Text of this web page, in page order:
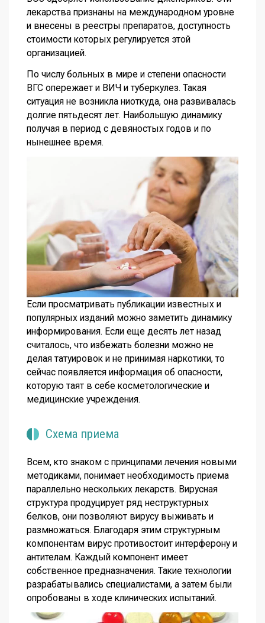
лекарства признаны на международном уровне
и внесены в реестры препаратов, доступность
стоимости которых регулируется этой
организацией.
По числу больных в мире и степени опасности
ВГС опережает и ВИЧ и туберкулез. Такая
ситуация не возникла ниоткуда, она развивалась
долгие пятьдесят лет. Наибольшую динамику
получая в период с девяностых годов и по
нынешнее время.
Если просматривать публикации известных и
популярных изданий можно заметить динамику
информирования. Если еще десять лет назад
считалось, что избежать болезни можно не
делая татуировок и не принимая наркотики, то
сейчас появляется информация об опасности,
которую таят в себе косметологические и
медицинские учреждения.
Схема приема
Всем, кто знаком с принципами лечения новыми
методиками, понимает необходимость приема
параллельно нескольких лекарств. Вирусная
структура продуцирует ряд неструктурных
белков, они позволяют вирусу выживать и
размножаться. Благодаря этим структурным
компонентам вирус противостоит интерферону и
антителам. Каждый компонент имеет
собственное предназначения. Такие технологии
разрабатывались специалистами, а затем были
опробованы в ходе клинических испытаний.